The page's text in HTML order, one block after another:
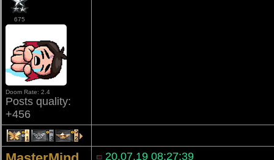
675
Doom Rate: 2.4
Posts quality:
+456
1 3 2
20.07.19 08:27:39